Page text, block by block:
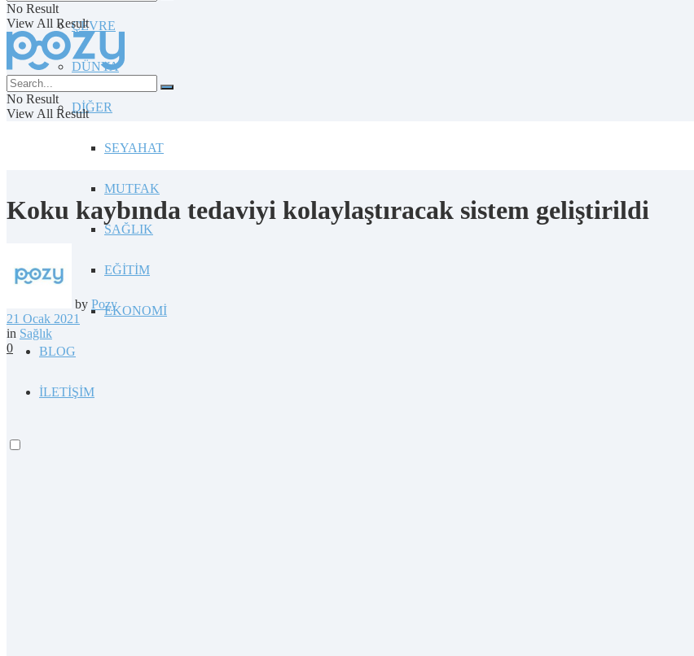
ÇEVRE
DÜNYA
DİĞER
SEYAHAT
MUTFAK
SAĞLIK
EĞİTİM
EKONOMİ
BLOG
İLETİŞİM
No Result
View All Result
No Result
View All Result
Koku kaybında tedaviyi kolaylaştıracak sistem geliştirildi
by Pozy
21 Ocak 2021
in Sağlık
0